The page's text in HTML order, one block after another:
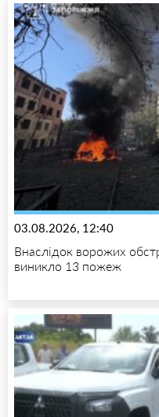
03.08.2026, 12:40
Внаслідок ворожих
виникло 13 пожеж